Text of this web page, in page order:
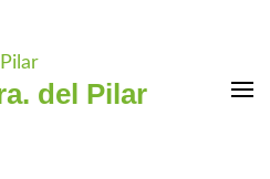
del Pilar